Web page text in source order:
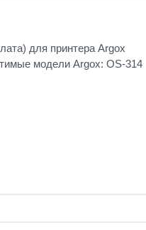
для принтера Argox
модели Argox: OS-314